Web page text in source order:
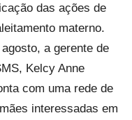
das ações de
materno.
a gerente de
Kelcy Anne
com uma rede de
interessadas em